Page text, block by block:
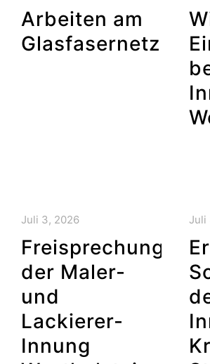
Arbeiten am
Glasfasernetz
Juli 3, 2026
Freisprechung
der Maler-
und
Lackierer-
Innung
Juli